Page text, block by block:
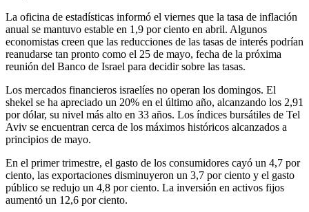
La oficina de estadísticas informó el viernes que la tasa de inflación
anual se mantuvo estable en 1,9 por ciento en abril. Algunos
economistas creen que las reducciones de las tasas de interés podrían
reanudarse tan pronto como el 25 de mayo, fecha de la próxima
reunión del Banco de Israel para decidir sobre las tasas.
Los mercados financieros israelíes no operan los domingos. El
shekel se ha apreciado un 20% en el último año, alcanzando los 2,91
por dólar, su nivel más alto en 33 años. Los índices bursátiles de Tel
Aviv se encuentran cerca de los máximos históricos alcanzados a
principios de mayo.
En el primer trimestre, el gasto de los consumidores cayó un 4,7 por
ciento, las exportaciones disminuyeron un 3,7 por ciento y el gasto
público se redujo un 4,8 por ciento. La inversión en activos fijos
aumentó un 12,6 por ciento.